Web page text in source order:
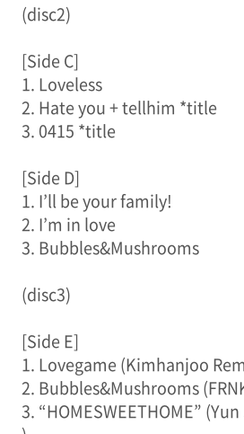
(disc2)
[Side C]
1. Loveless
2. Hate you + tellhim *title
3. 0415 *title
[Side D]
1. I’ll be your family!
2. I’m in love
3. Bubbles&Mushrooms
(disc3)
[Side E]
1. Lovegame (Kimhanjoo
2. Bubbles&Mushrooms
3. “HOMESWEETHOME”